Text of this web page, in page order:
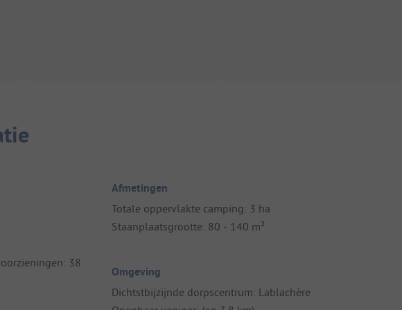
38
Afmetingen
Totale oppervlakte camping: 3 ha
Staanplaatsgrootte: 80 - 140 m²
Omgeving
Dichtstbijzijnde dorpscentrum: Lablachère